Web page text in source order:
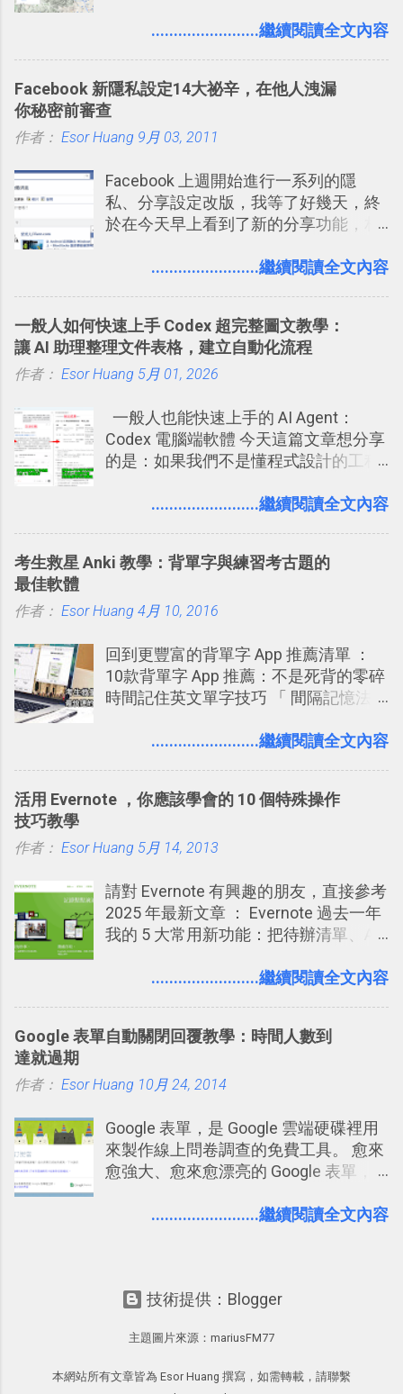
2016/8 新增： Trello 開放「強化功能」
2016/8 新增 ： Trello 卡片自訂欄位密
技！最想要的強大 Trello 客製化範例教
學 2016/11 新增： [時間技客-7] 重要緊
急時間管理四象限在 Trello 活用與範本
用 Trello？ 8個專案排程協作重點技巧
2017/6 新增： 如何用 Trello 規劃自助
旅行？我的 Trello 行程計畫使用技巧教
卡片不再落落長？專案管理的5個關鍵
技巧 2017/8/23 新增 ： 如何用 Trello 做
子彈筆記？我的 Trello GTD 方法範例看
板分享
方便教學 」。這篇文章則從印照片出
入的來聊聊 Google 的「我的地圖」服
線，對商務需求來說可以打造出一張一
張資料地圖（例如我之前在製作一本新
書時建立的「 台灣推薦空拍地點地圖
規劃自助旅行路線！ Google 「我的地
圖」在規劃自助旅行路線時可以解決許
多問題： 國外地點名稱地址常常難懂，
稱。 在規劃路線之外，自訂地圖還能補
時帶來好心情，二方面事後就是最好的
旅遊回憶之一。 自訂地圖還能跟朋友共
享合作，讓彼此都能在手機上查看這次
........................繼續閱讀全文內容
Facebook 新隱私設定14大祕辛，在他人洩漏
你秘密前審查
作者： Esor Huang 9月 03, 2011
Facebook 上週開始進行一系列的隱
私、分享設定改版，我等了好幾天，終
於在今天早上看到了新的分享功能，相
用新版的分享功能與隱私設定。 嚴格來
置。不過有一項很實用的設定是新增
的， 那就是可以 事先審查 朋友「標籤
你」的內容，決定要不要讓其他朋友看
標籤在他的訊息中，或是想把你標籤在
相片圖片裡，現在你都多了一個「事先
審查」的機制，可以決定這些你被標籤
鴉牆上，從而禁止可能的祕密被你其他
........................繼續閱讀全文內容
一般人如何快速上手 Codex 超完整圖文教學：
讓 AI 助理整理文件表格，建立自動化流程
作者： Esor Huang 5月 01, 2026
一般人也能快速上手的 AI Agent：
Codex 電腦端軟體 今天這篇文章想分享
的是：如果我們不是懂程式設計的工程
（ChatGPT） 的 Codex 工具？ 如何用
打造一個更自動化的電腦工作流程。
........................繼續閱讀全文內容
考生救星 Anki 教學：背單字與練習考古題的
最佳軟體
作者： Esor Huang 4月 10, 2016
回到更豐富的背單字 App 推薦清單 ：
10款背單字 App 推薦：不是死背的零碎
時間記住英文單字技巧 「 間隔記憶法
短期記憶變成長期記憶。 舉例來說我今
強；然後下次快要忘記可能變成相隔一
化，讓記憶延長到可能半個月；那時候
來一個月的記憶長度！就這樣反覆慢慢
拉長時間練習，就能讓一個東西成為腦
海中更深刻的記憶。 問題是，當我們一
要準備數百個考試問題時，自己手動進
練習的記憶卡片，自動規劃要延期複習
樣的軟體中最受好評的，或許就是今天
........................繼續閱讀全文內容
活用 Evernote ，你應該學會的 10 個特殊操作
技巧教學
作者： Esor Huang 5月 14, 2013
請對 Evernote 有興趣的朋友，直接參考
2025 年最新文章 ： Evernote 過去一年
我的 5 大常用新功能：把待辦清單、AI
介紹文章： 把不同筆記中的待辦清單統
大綱收合、目錄連結、錨點連結，整理
議記錄不麻煩！我常用兩個 Evernote AI
學： Evernote 新增類似 Google 文件的
「免帳號登入」多人同步編輯功能
........................繼續閱讀全文內容
Google 表單自動關閉回覆教學：時間人數到
達就過期
作者： Esor Huang 10月 24, 2014
Google 表單，是 Google 雲端硬碟裡用
來製作線上問卷調查的免費工具。 愈來
愈強大、愈來愈漂亮的 Google 表單，
足特殊調查需求的精美問卷，如果你還
能，會帶你上手這個好用的工具： 設計
form 表單教學 不再只有醜醜範本！如
何幫 Google 表單美化背景外觀？
Google 表單的 10 個專業問券調查設計
........................繼續閱讀全文內容
技術提供：Blogger
主題圖片來源： mariusFM77
本網站所有文章皆為 Esor Huang 撰寫，如需轉載，請聯繫